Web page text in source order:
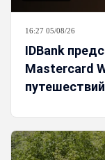
16:27 05/08/26
IDBank
Mastercard